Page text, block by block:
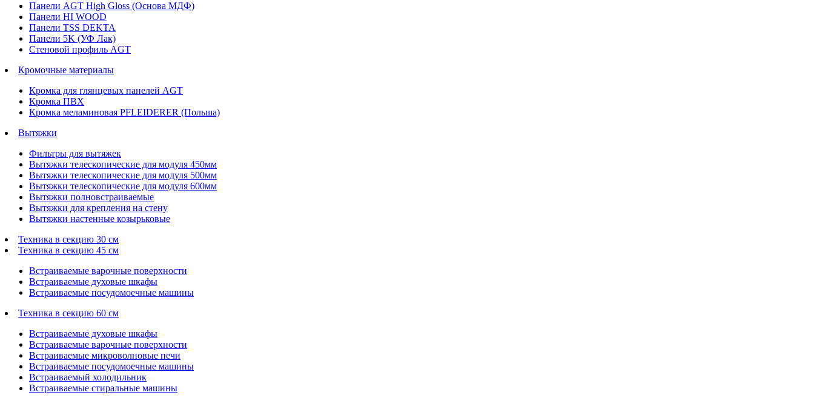
Панели AGT High Gloss (Основа МДФ)
Панели HI WOOD
Панели TSS DEKTA
Панели 5K (УФ Лак)
Стеновой профиль AGT
Кромочные материалы
Кромка для глянцевых панелей AGT
Кромка ПВХ
Кромка меламиновая PFLEIDERER (Польша)
Вытяжки
Фильтры для вытяжек
Вытяжки телескопические для модуля 450мм
Вытяжки телескопические для модуля 500мм
Вытяжки телескопические для модуля 600мм
Вытяжки полновстраиваемые
Вытяжки для крепления на стену
Вытяжки настенные козырьковые
Техника в секцию 30 см
Техника в секцию 45 см
Встраиваемые варочные поверхности
Встраиваемые духовые шкафы
Встраиваемые посудомоечные машины
Техника в секцию 60 см
Встраиваемые духовые шкафы
Встраиваемые варочные поверхности
Встраиваемые микроволновые печи
Встраиваемые посудомоечные машины
Встраиваемый холодильник
Встраиваемые стиральные машины